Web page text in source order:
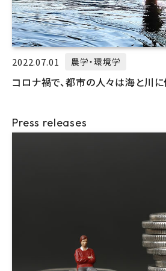
2022.07.01 農学・環境学
コロナ禍で、都市の人々は海と川
Press releases